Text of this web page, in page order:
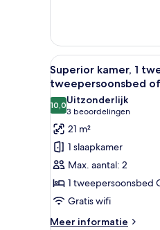
tweepersoonskamer,
tweepersoonsbed
of
eenpersoonsbedden,
uitzicht
op
zee
Alle
foto's
voor
Superior
kamer,
twee-
of
2
1
12
Superior kamer, 1
tweepersoonsbed
10,010,0 van 10
Uitzonderlijk
3 beoordelingen
(3
beoordelingen)
21 m²
1 slaapkamer
Max. aantal: 2
1 tweepersoonsbed
Gratis wifi
Meer informatie
Meer